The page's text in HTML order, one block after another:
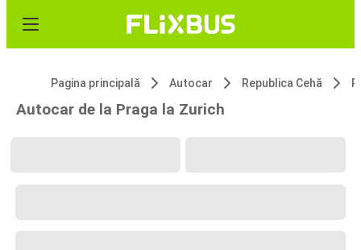
Pagina principală Autocar Republica Cehă
Autocar de la Praga la Zurich